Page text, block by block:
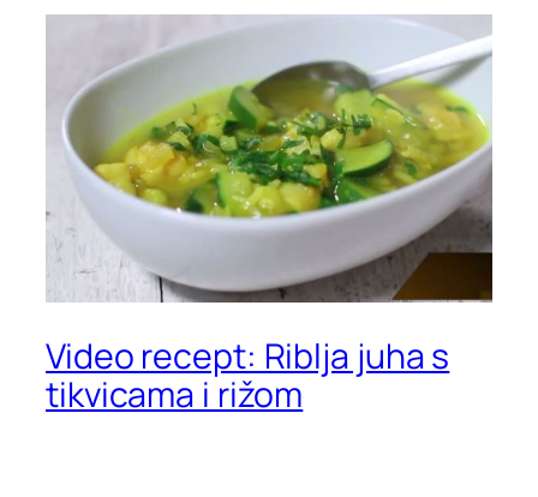
Video recept: Riblja juha s
tikvicama i rižom